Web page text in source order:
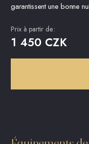
garantissent une bonne
Prix ​​à partir de:
1 450 CZK